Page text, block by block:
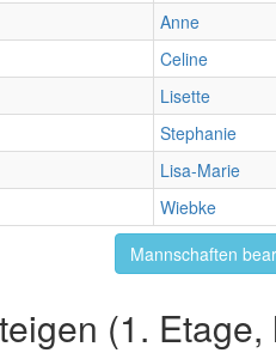
Anne
Celine
Lisette
Stephanie
Lisa-Marie
Wiebke
Mannschaften
(1.